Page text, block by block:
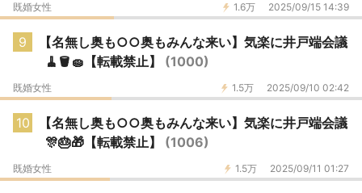
1.6万 2025/09/15 14:39
既婚女性
9
【名無し奥も○○奥もみんな来い】気楽に井戸端会議
🧹🪣🧽【転載禁止】 (1000)
1.5万 2025/09/10 02:42
既婚女性
10
【名無し奥も○○奥もみんな来い】気楽に井戸端会議
🎊🎂🎁【転載禁止】 (1006)
1.5万 2025/09/11 01:27
既婚女性